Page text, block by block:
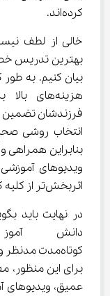
کرده‌اند.
خالی از لطف
بهترین تدریس
انتخاب روشی
بنابراین همراهی
اثربخش‌تر از کلیه کلاس‌های خصوصی پرهزینه باشد.
در نهایت باید
دانش
برای این منظور،
عمیق،